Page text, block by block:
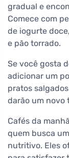
gradual e
Comece com
de iogurte
e pão torrado.
Se você gosta
adicionar um
pratos
darão um novo
Cafés da
quem busca
nutritivo. Eles